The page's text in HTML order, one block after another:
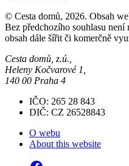
© Cesta domů, 2026. Obsah
Bez předchozího souhlasu
obsah dále šířit či komerčně
Cesta domů, z.ú.,
Heleny Kočvarové 1,
140 00 Praha 4
IČO: 265 28 843
DIČ: CZ 26528843
O webu
About this website